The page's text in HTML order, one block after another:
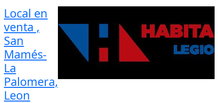
Local en
venta ,
San
Mamés-
La
Palomera,
Leon